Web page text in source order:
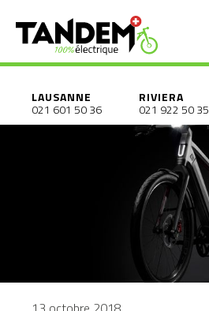
LAUSANNE
021 601 50 36
RIVIERA
021 922 50 35